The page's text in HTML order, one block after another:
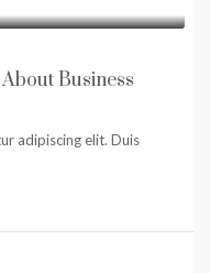
Business
adipiscing elit. Duis